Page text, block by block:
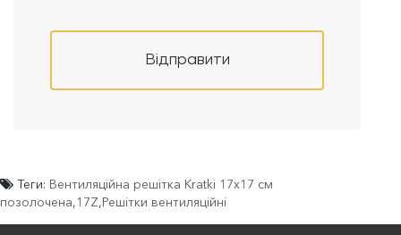
Відправити
Теги: Вентиляційна решітка Kratki 17x17 см
позолочена,17Z,Решітки вентиляційні